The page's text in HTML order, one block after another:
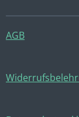
AGB